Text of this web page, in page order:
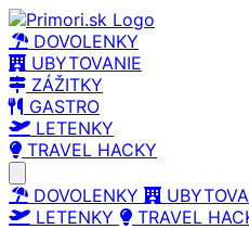
DOVOLENKY
UBYTOVANIE
ZÁŽITKY
GASTRO
LETENKY
TRAVEL HACKY
DOVOLENKY
LETENKY
TRAVEL